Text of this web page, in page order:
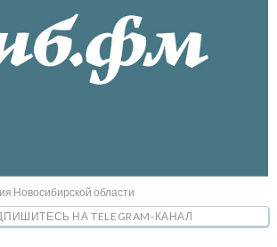
Новосибирской области
НА TELEGRAM-КАНАЛ